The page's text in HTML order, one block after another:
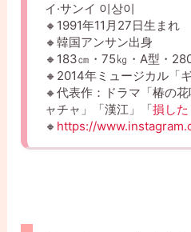
イ·サンイ 이상이
🔸1991年11月27日生まれ
🔸韓国アンサン出身
🔸183㎝・75㎏・A型・
🔸2014年ミュージカル「
🔸代表作：ドラマ「椿の
ャチャ」「漢江」「損し
🔸 https://